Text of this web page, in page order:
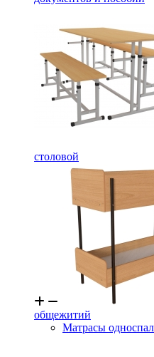
столовой
общежитий
Матрасы